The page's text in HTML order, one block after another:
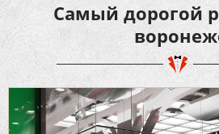
Самый дорогой